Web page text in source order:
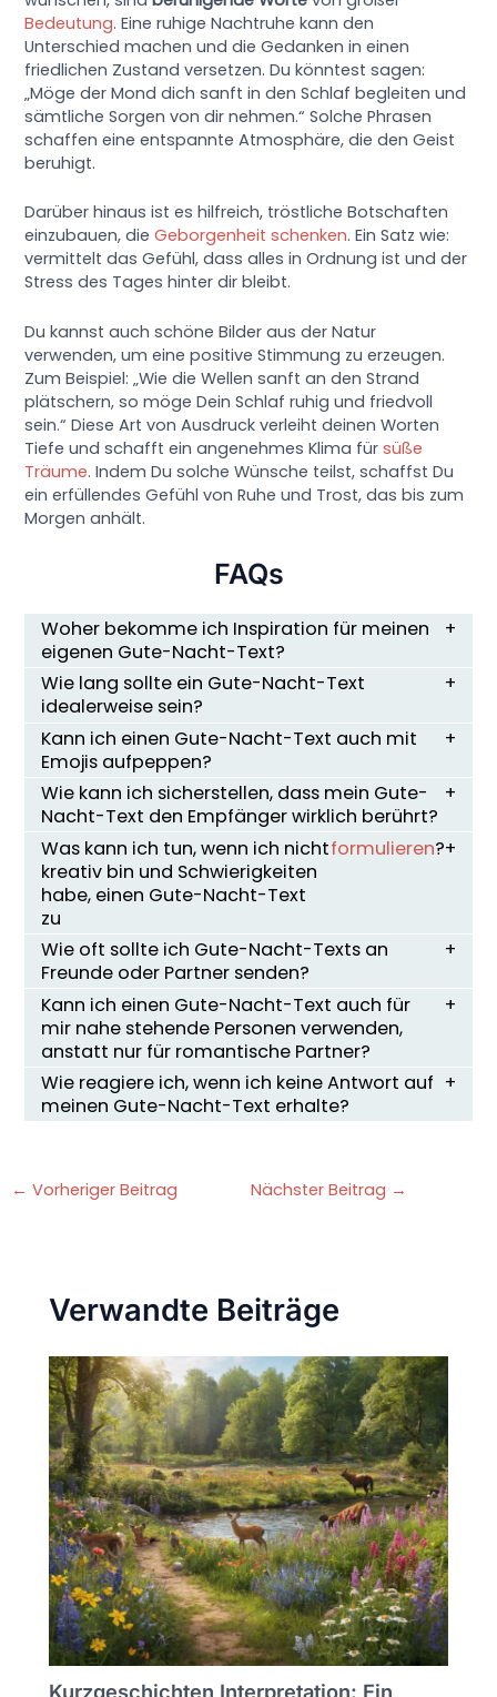
Bedeutung. Eine ruhige Nachtruhe kann den
Unterschied machen und die Gedanken in einen
friedlichen Zustand versetzen. Du könntest sagen:
„Möge der Mond dich sanft in den Schlaf begleiten und
sämtliche Sorgen von dir nehmen.“ Solche Phrasen
schaffen eine entspannte Atmosphäre, die den Geist
beruhigt.
Darüber hinaus ist es hilfreich, tröstliche Botschaften
einzubauen, dieGeborgenheit schenken. Ein Satz wie:
vermittelt das Gefühl, dass alles in Ordnung ist und der
Stress des Tages hinter dir bleibt.
Du kannst auch schöne Bilder aus der Natur
verwenden, um eine positive Stimmung zu erzeugen.
Zum Beispiel: „Wie die Wellen sanft an den Strand
plätschern, so möge Dein Schlaf ruhig und friedvoll
sein.“ Diese Art von Ausdruck verleiht deinen Worten
Tiefe und schafft ein angenehmes Klima fürsüße
Träume. Indem Du solche Wünsche teilst, schaffst Du
ein erfüllendes Gefühl von Ruhe und Trost, das bis zum
Morgen anhält.
FAQs
Woher bekomme ich Inspiration für meinen
eigenen Gute-Nacht-Text?
Wie lang sollte ein Gute-Nacht-Text
idealerweise sein?
Kann ich einen Gute-Nacht-Text auch mit
Emojis aufpeppen?
Wie kann ich sicherstellen, dass mein Gute-
Nacht-Text den Empfänger wirklich berührt?
Was kann ich tun, wenn ich nicht
kreativ bin und Schwierigkeiten
habe, einen Gute-Nacht-Text
zu
formulieren?
Wie oft sollte ich Gute-Nacht-Texts an
Freunde oder Partner senden?
Kann ich einen Gute-Nacht-Text auch für
mir nahe stehende Personen verwenden,
anstatt nur für romantische Partner?
Wie reagiere ich, wenn ich keine Antwort auf
meinen Gute-Nacht-Text erhalte?
← Vorheriger Beitrag Nächster Beitrag →
Verwandte Beiträge
Kurzgeschichten Interpretation: Ein